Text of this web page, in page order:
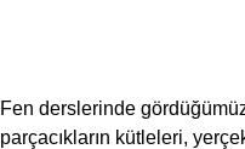
Fen derslerinde
parçacıkların kütleleri,